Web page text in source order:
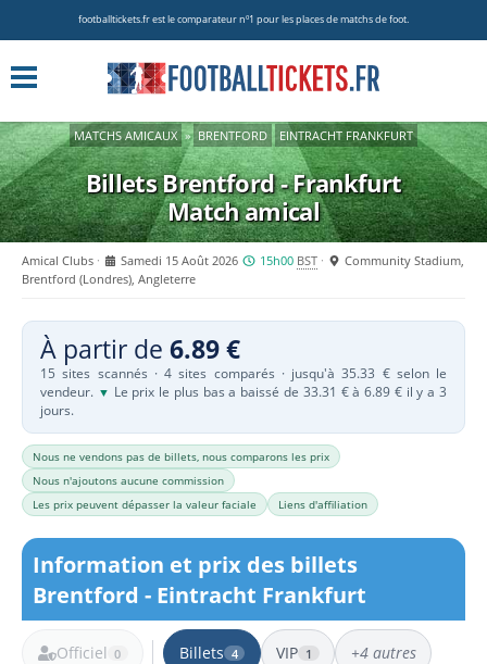
footballtickets.fr est le comparateur nº1 pour les places de matchs de foot.
MATCHS AMICAUX » BRENTFORD EINTRACHT FRANKFURT
Billets Brentford - Frankfurt
Match amical
Amical Clubs Samedi 15 Août 2026 15h00 BST
Community Stadium,
Brentford (Londres), Angleterre
À partir de 6.89 €
15 sites scannés · 4 sites comparés · jusqu'à 35.33 € selon le
vendeur. ▼ Le prix le plus bas a baissé de 33.31 € à 6.89 € il y a 3
jours.
Nous ne vendons pas de billets, nous comparons les prix
Nous n'ajoutons aucune commission
Les prix peuvent dépasser la valeur faciale
Liens d'affiliation
Information et prix des billets
Brentford - Eintracht Frankfurt
Officiel 0 Billets 4 VIP 1 +4 autres